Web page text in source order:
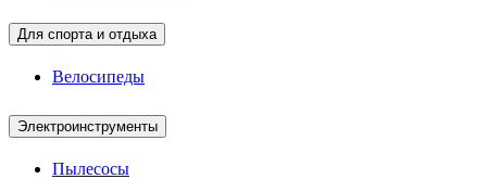
Для спорта и отдыха
Велосипеды
Электроинструменты
Пылесосы